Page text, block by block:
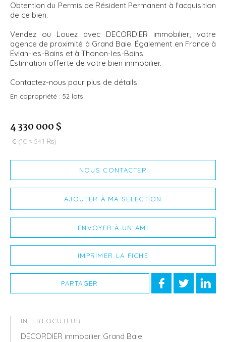
Obtention du Permis de Résident Permanent à l'acquisition
de ce bien.
Vendez ou Louez avec DECORDIER immobilier, votre
agence de proximité à Grand Baie. Également en France à
Évian-les-Bains et à Thonon-les-Bains.
Estimation offerte de votre bien immobilier.
Contactez-nous pour plus de détails !
En copropriété : 52 lots
4 330 000 $
€ (1€ ≈ 54.1 ₨)
NOUS CONTACTER
AJOUTER À MA SÉLECTION
ENVOYER À UN AMI
IMPRIMER LA FICHE
PARTAGER
INTERLOCUTEUR
DECORDIER immobilier Grand Baie